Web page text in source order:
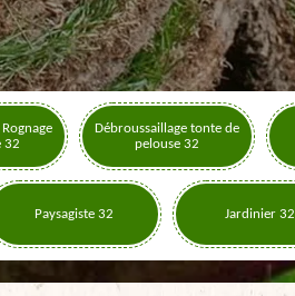
32
Débroussaillage tonte de
pelouse 32
Paysagiste 32 Jardinier 32